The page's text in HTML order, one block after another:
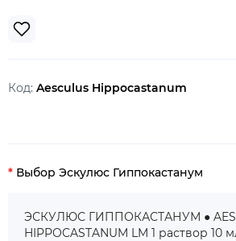
Код: Aesculus Hippocastanum
Выбор Эскулюс Гиппокастанум
ЭСКУЛЮС ГИППОКАСТАНУМ ●
HIPPOCASTANUM LM 1 раствор 10